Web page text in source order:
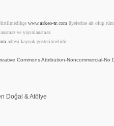
www.arkeo-tr.com üyelerine ait olup tüm
ve yayınlanamaz.
adresi kaynak gösterilmelidir.
Commons Attribution-Noncommercial-
Doğal & Atölye